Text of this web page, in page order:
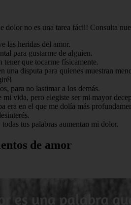
dolor no es una tarea fácil! Consulta
las heridas del amor.
para gustarme de alguien.
tener que tocarme físicamente.
una disputa para quienes muestran
para no lastimar a los demás.
mi vida, pero elegiste ser mi mayor
era en el que me dolía más
tus palabras aumentan mi dolor.
de amor